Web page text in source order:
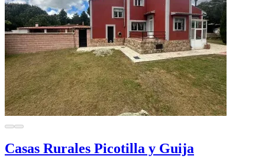
Casas Rurales Picotilla y Guija